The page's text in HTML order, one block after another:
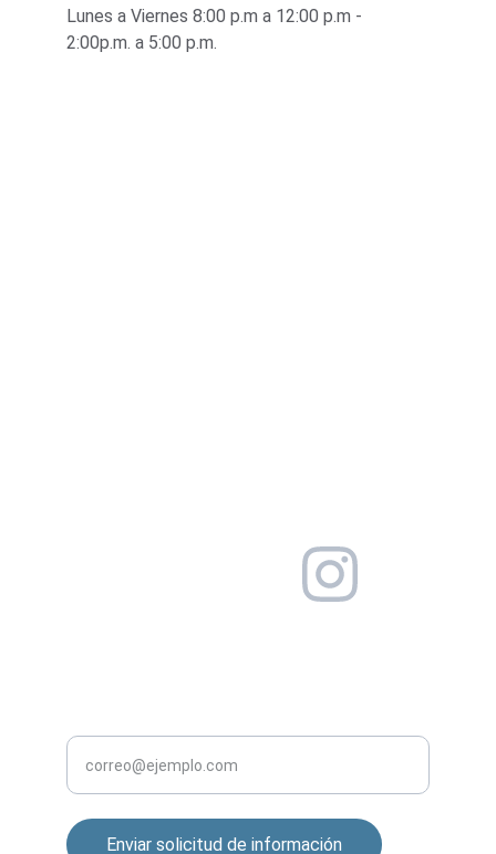
Lunes a Viernes 8:00 p.m a 12:00 p.m -
2:00p.m. a 5:00 p.m.
Enviar solicitud de información